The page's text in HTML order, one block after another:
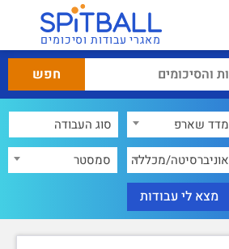
מאגרי עבודות וסיכומים
מדד שארפ
אוניברסיטה/מכללה סמסטר